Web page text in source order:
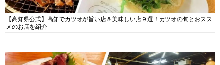
【高知県公式】高知でカツオが旨い店＆美味しい店９選！カツオの旬とおスス
メのお店を紹介